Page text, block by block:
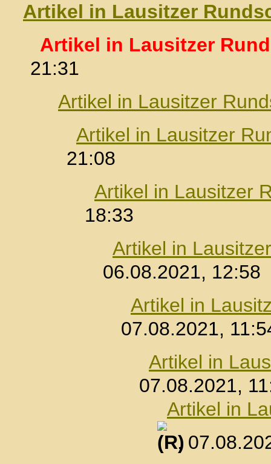
Artikel in Lausitzer
Artikel in Lausitzer
21:31
Artikel in Lausitzer
Artikel in Lausitzer
21:08
Artikel in Lausitzer
18:33
Artikel in
06.08.2021, 12:58
Artikel in
07.08.2021,
Artikel in
07.08.2021,
Artikel in
,